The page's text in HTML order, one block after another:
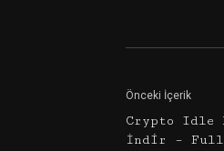
Önceki İçerik
Crypto Idle
İndir – Full